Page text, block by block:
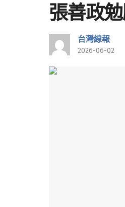
張善政
台灣線報
2026-06-02